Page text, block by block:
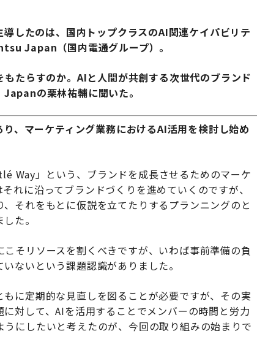
したのは、国内トップクラスのAI関連ケイパビリテ
Japan（国内電通グループ）。
たらすのか。AIと人間が共創する次世代のブランド
の栗林祐輔に聞いた。
り、マーケティング業務におけるAI活用を検討し始め
」という、ブランドを成長させるためのマーケ
れに沿ってブランドづくりを進めていくのですが、
それをもとに仮説を立てたりするプランニングのと
た。
そリソースを割くべきですが、いわば事前準備の負
ないという課題認識がありました。
に定期的な見直しを図ることが必要ですが、その実
対して、AIを活用することでメンバーの時間と労力
にしたいと考えたのが、今回の取り組みの始まりで